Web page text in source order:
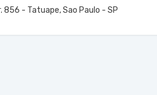
856 - Tatuape, Sao Paulo - SP
Centro Médico 11° Andar - Jardim
Médico Central Leste Ii - Vila